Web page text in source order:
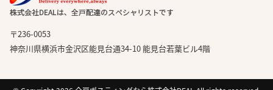
〒236-0053
神奈川県横浜市金沢区能見台通34-10 能見台若葉ビル4階